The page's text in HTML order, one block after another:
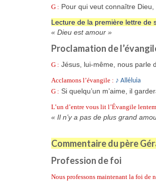
G : Pour qui veut connaître Dieu,
Lecture de la première lettre de
« Dieu est amour »
Proclamation de
G : Jésus, lui-même, nous parle
Acclamons l’évangile : ♪ Alléluia
G : Si quelqu’un m’aime, il
L’un d’entre vous lit l’Évangile
« Il n’y a pas de plus grand
Commentaire du père
Profession de foi
Nous professons maintenant la foi de